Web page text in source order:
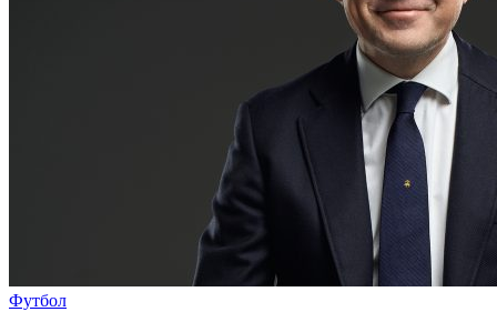
Футбол